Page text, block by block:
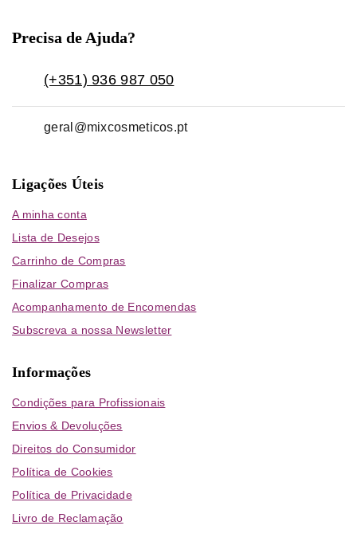
Precisa de Ajuda?
(+351) 936 987 050
geral@mixcosmeticos.pt
Ligações Úteis
A minha conta
Lista de Desejos
Carrinho de Compras
Finalizar Compras
Acompanhamento de Encomendas
Subscreva a nossa Newsletter
Informações
Condições para Profissionais
Envios & Devoluções
Direitos do Consumidor
Política de Cookies
Política de Privacidade
Livro de Reclamação